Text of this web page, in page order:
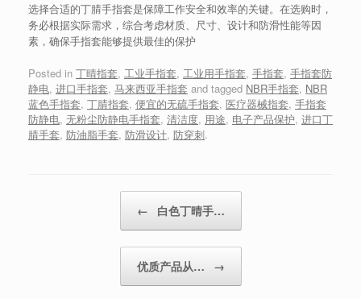
选择合适的丁腈手指套是保障工作安全和效率的关键。在选购时，
务必根据实际需求，综合考虑材质、尺寸、设计和防滑性能等因
素，确保手指套能够提供最佳的保护
Posted in 丁晴指套, 工业手指套, 工业用手指套, 手指套, 手指套防
静电, 进口手指套, 马来西亚手指套 and tagged NBR手指套, NBR
蓝色手指套, 丁腈指套, 便宜的无硫手指套, 医疗器械指套, 手指套
防静电, 无粉尘防静电手指套, 清洁度, 用途, 电子产品保护, 进口丁
腈手套, 防油脂手套, 防滑设计, 防穿刺.
← 白色丁晴手…
优质产品从… →